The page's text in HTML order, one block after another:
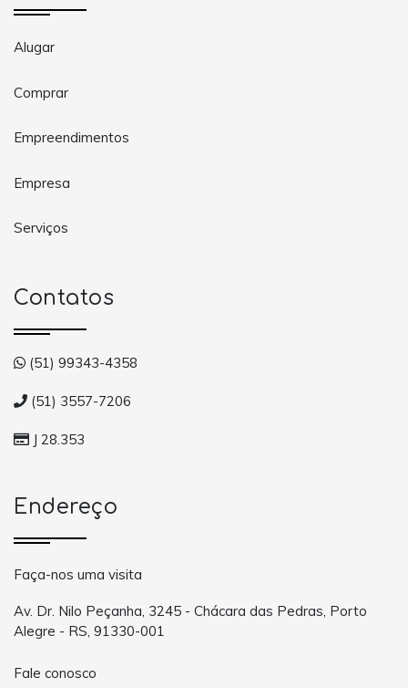
Alugar
Comprar
Empreendimentos
Empresa
Serviços
Contatos
(51) 99343-4358
(51) 3557-7206
J 28.353
Endereço
Faça-nos uma visita
Av. Dr. Nilo Peçanha, 3245 - Chácara das Pedras, Porto
Alegre - RS, 91330-001
Fale conosco